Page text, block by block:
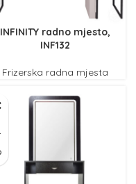
INFINITY radno mjesto,
INF132
Frizerska radna mjesta